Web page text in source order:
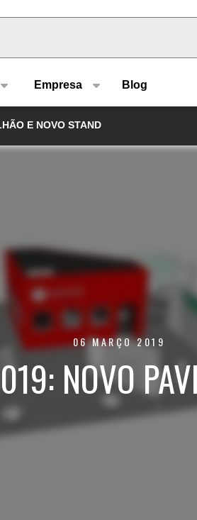
Empresa Blog
E NOVO STAND
06 MARÇO 2019
NOVO